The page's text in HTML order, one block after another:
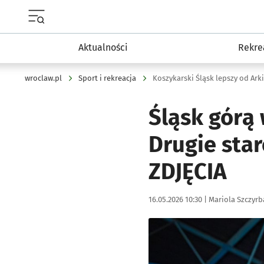
Aktualności
wroclaw.pl Sport i rekreacja Koszykarski Śląsk lepszy od
Śląsk górą
Drugie
ZDJĘCIA
Data publikacji:
16.05.2026 10:30 | Autor:
Mariola
Kliknij, aby zobaczyć